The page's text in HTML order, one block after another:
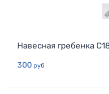
Навесная гребенка
300 руб